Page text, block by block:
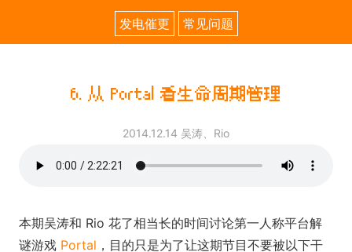
发电催更 常见问题
6. 从 Portal 看生命周期管理
2014.12.14 吴涛、Rio
本期吴涛和 Rio 花了相当长的时间讨论第一人称平台解
谜游戏 Portal ，目的只是为了让这期节目不要被以下干